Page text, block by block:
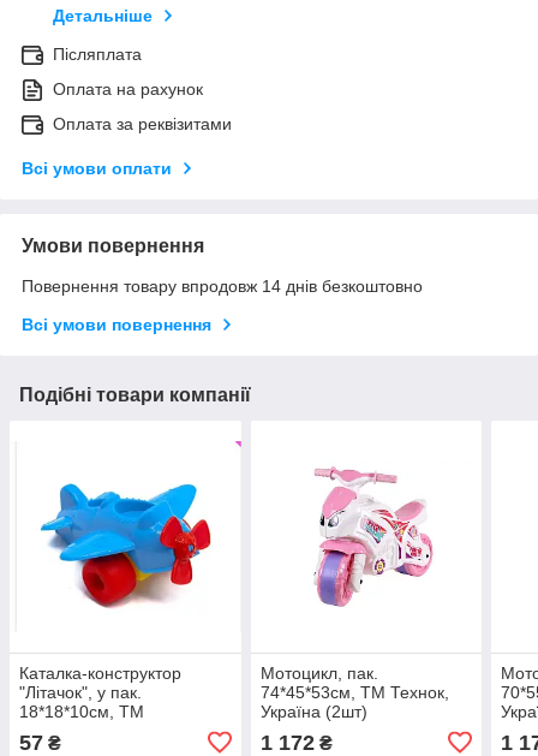
Детальніше
Післяплата
Оплата на рахунок
Оплата за реквізитами
Всі умови оплати
Умови повернення
Повернення товару впродовж 14 днів безкоштовно
Всі умови повернення
Подібні товари компанії
Каталка-конструктор
"Літачок", у пак.
18*18*10см, ТМ
57 ₴
Мотоцикл, пак.
74*45*53см, ТМ Технок,
Україна (2шт)
1 172₴ 1